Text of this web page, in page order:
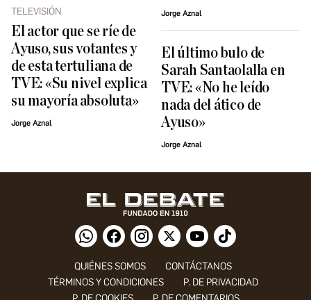
TELEVISIÓN
El actor que se ríe de
Ayuso, sus votantes y
de esta tertuliana de
TVE: «Su nivel explica
su mayoría absoluta»
Jorge Aznal
Jorge Aznal
El último bulo de
Sarah Santaolalla en
TVE: «No he leído
nada del ático de
Ayuso»
Jorge Aznal
QUIÉNES SOMOS
CONTÁCTANOS
TÉRMINOS Y CONDICIONES
P. DE PRIVACIDAD